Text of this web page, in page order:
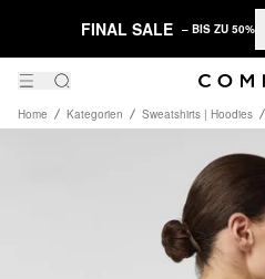
FINAL SALE – BIS ZU 50%
Home Kategorien Sweatshirts | Hoodies